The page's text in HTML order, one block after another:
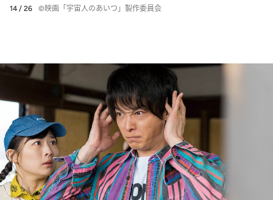
14 / 26 ©映画「宇宙人のあいつ」製作委員会